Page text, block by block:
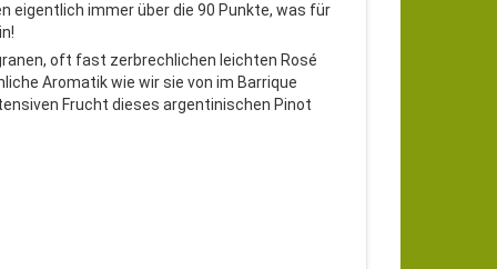
eigentlich immer über die 90 Punkte, was für
oft fast zerbrechlichen leichten Rosé
Aromatik wie wir sie von im Barrique
Frucht dieses argentinischen Pinot